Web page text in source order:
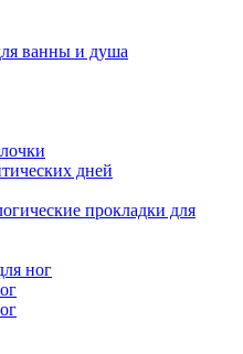
ванны и душа
дней
прокладки для
ног